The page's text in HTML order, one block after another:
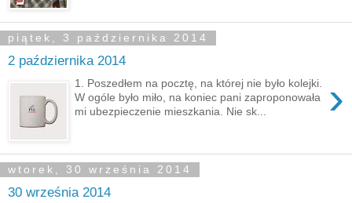
piątek, 3 października 2014
2 października 2014
›
1. Poszedłem na pocztę, na której nie było kolejki.
W ogóle było miło, na koniec pani zaproponowała
mi ubezpieczenie mieszkania. Nie sk...
wtorek, 30 września 2014
30 września 2014